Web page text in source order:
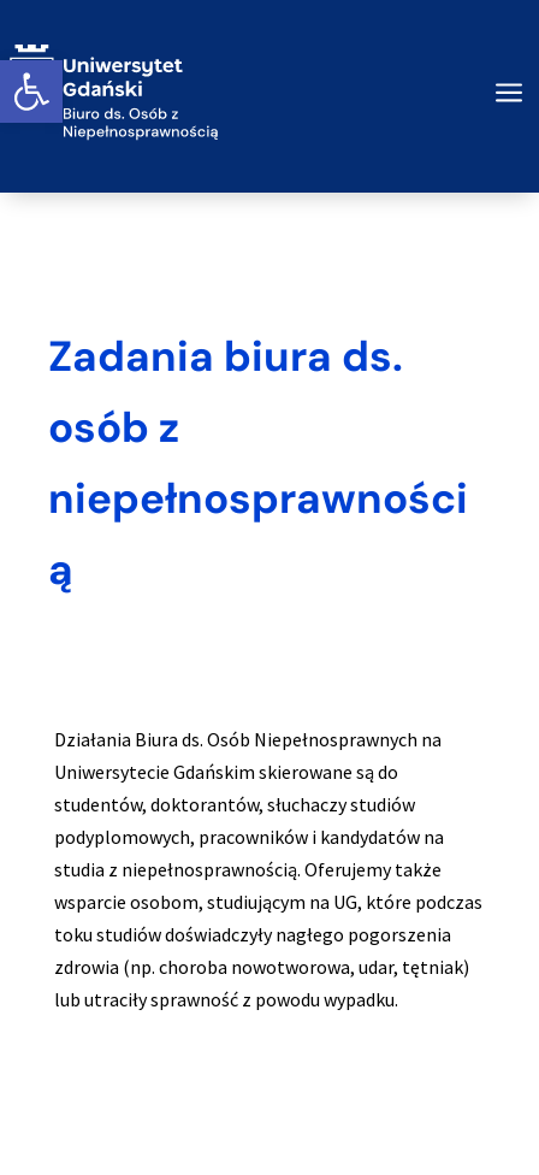
Otwórz widget a
Zadania biura ds.
osób z
niepełnosprawności
ą
Działania Biura ds. Osób Niepełnosprawnych na
Uniwersytecie Gdańskim skierowane są do
studentów, doktorantów, słuchaczy studiów
podyplomowych, pracowników i kandydatów na
studia z niepełnosprawnością. Oferujemy także
wsparcie osobom, studiującym na UG, które podczas
toku studiów doświadczyły nagłego pogorszenia
zdrowia (np. choroba nowotworowa, udar, tętniak)
lub utraciły sprawność z powodu wypadku.